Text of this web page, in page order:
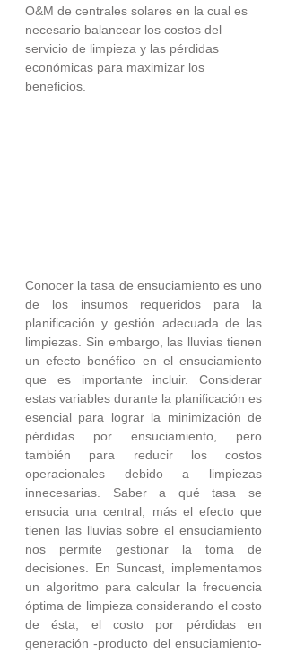
O&M de centrales solares en la cual es
necesario balancear los costos del
servicio de limpieza y las pérdidas
económicas para maximizar los
beneficios.
Conocer la tasa de ensuciamiento es uno
de los insumos requeridos para la
planificación y gestión adecuada de las
limpiezas. Sin embargo, las lluvias tienen
un efecto benéfico en el ensuciamiento
que es importante incluir. Considerar
estas variables durante la planificación es
esencial para lograr la minimización de
pérdidas por ensuciamiento, pero
también para reducir los costos
operacionales debido a limpiezas
innecesarias. Saber a qué tasa se
ensucia una central, más el efecto que
tienen las lluvias sobre el ensuciamiento
nos permite gestionar la toma de
decisiones. En Suncast, implementamos
un algoritmo para calcular la frecuencia
óptima de limpieza considerando el costo
de ésta, el costo por pérdidas en
generación -producto del ensuciamiento-